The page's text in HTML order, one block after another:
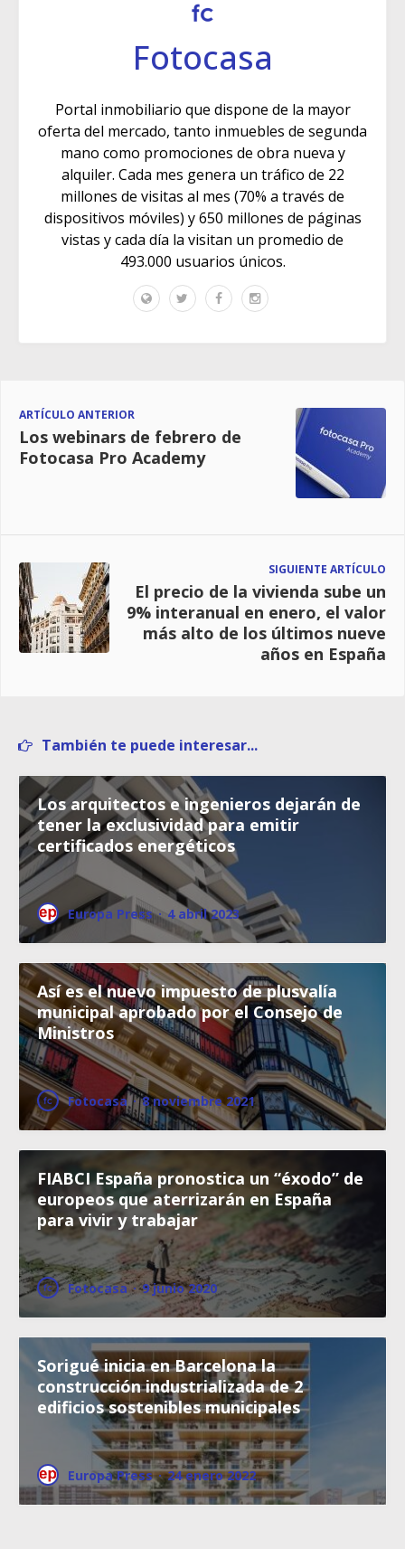
Fotocasa
Portal inmobiliario que dispone de la mayor
oferta del mercado, tanto inmuebles de segunda
mano como promociones de obra nueva y
alquiler. Cada mes genera un tráfico de 22
millones de visitas al mes (70% a través de
dispositivos móviles) y 650 millones de páginas
vistas y cada día la visitan un promedio de
493.000 usuarios únicos.
ARTÍCULO ANTERIOR
Los webinars de febrero de
Fotocasa Pro Academy
SIGUIENTE ARTÍCULO
El precio de la vivienda sube un
9% interanual en enero, el valor
más alto de los últimos nueve
años en España
También te puede interesar...
Los arquitectos e ingenieros dejarán de
tener la exclusividad para emitir
certificados energéticos
Europa Press · 4 abril 2023
Así es el nuevo impuesto de plusvalía
municipal aprobado por el Consejo de
Ministros
Fotocasa · 8 noviembre 2021
FIABCI España pronostica un “éxodo” de
europeos que aterrizarán en España
para vivir y trabajar
Fotocasa · 9 junio 2020
Sorigué inicia en Barcelona la
construcción industrializada de 2
edificios sostenibles municipales
Europa Press · 24 enero 2022